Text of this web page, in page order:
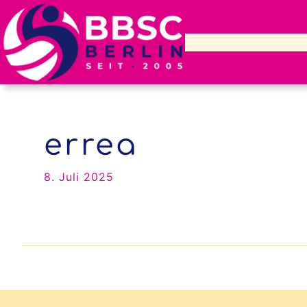
Zum
Inhalt
springen
errea
8. Juli 2025